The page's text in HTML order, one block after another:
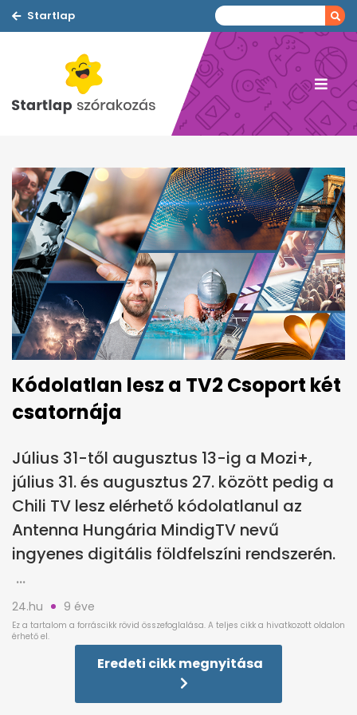
Startlap
Kódolatlan lesz a TV2 Csoport két
csatornája
Július 31-től augusztus 13-ig a Mozi+,
július 31. és augusztus 27. között pedig a
Chili TV lesz elérhető kódolatlanul az
Antenna Hungária MindigTV nevű
ingyenes digitális földfelszíni rendszerén.
24.hu 9 éve
Eredeti cikk megnyitása